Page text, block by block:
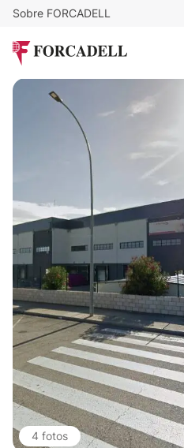
Sobre FORCADELL
Nave logística en
22.160 m²
4 fotos